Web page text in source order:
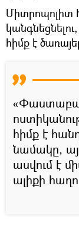
Միտրոպոլիտ
հիմք է
հիմք է
նամակը,
ասվում է
ալիքի